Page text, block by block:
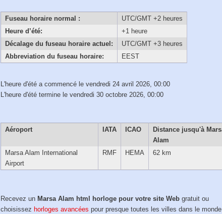
Fuseau horaire normal :
UTC/GMT +2 heures
Heure d’été:
+1 heure
Décalage du fuseau horaire actuel:
UTC/GMT +3 heures
Abbreviation du fuseau horaire:
EEST
L'heure d'été a commencé le vendredi 24 avril 2026, 00:00
L'heure d'été termine le vendredi 30 octobre 2026, 00:00
Aéroport IATA ICAO
Distance jusqu'à
Alam
Marsa Alam International
Airport
RMF HEMA 62 km
Recevez un Marsa Alam html horloge pour votre site Web gratuit ou
choisissez horloges avancées pour presque toutes les villes dans le